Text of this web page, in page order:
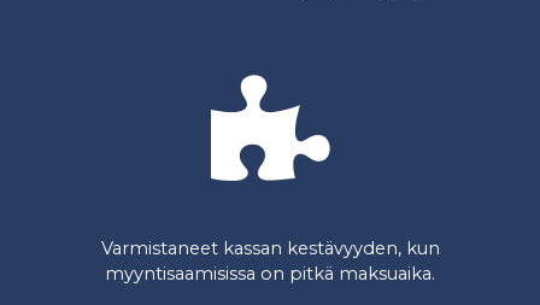
Varmistaneet kassan kestävyyden, kun
myyntisaamisissa on pitkä maksuaika.